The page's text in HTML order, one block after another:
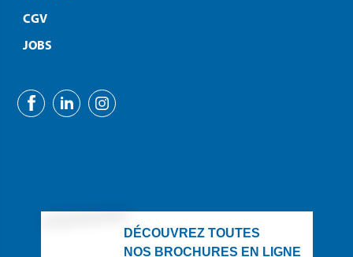
CGV
JOBS
DÉCOUVREZ TOUTES
NOS BROCHURES EN LIGNE